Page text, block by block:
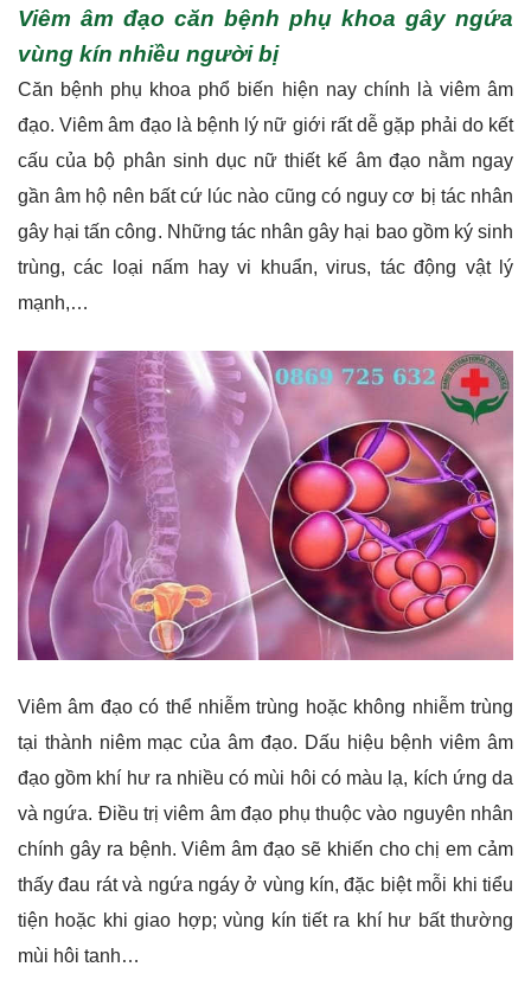
Viêm âm đạo căn bệnh phụ khoa gây ngứa
vùng kín nhiều người bị
Căn bệnh phụ khoa phổ biến hiện nay chính là viêm âm
đạo. Viêm âm đạo là bệnh lý nữ giới rất dễ gặp phải do kết
cấu của bộ phân sinh dục nữ thiết kế âm đạo nằm ngay
gần âm hộ nên bất cứ lúc nào cũng có nguy cơ bị tác nhân
gây hại tấn công. Những tác nhân gây hại bao gồm ký sinh
trùng, các loại nấm hay vi khuẩn, virus, tác động vật lý
mạnh,…
Viêm âm đạo có thể nhiễm trùng hoặc không nhiễm trùng
tại thành niêm mạc của âm đạo. Dấu hiệu bệnh viêm âm
đạo gồm khí hư ra nhiều có mùi hôi có màu lạ, kích ứng da
và ngứa. Điều trị viêm âm đạo phụ thuộc vào nguyên nhân
chính gây ra bệnh.Viêm âm đạo sẽ khiến cho chị em cảm
thấy đau rát và ngứa ngáy ở vùng kín, đặc biệt mỗi khi tiểu
tiện hoặc khi giao hợp; vùng kín tiết ra khí hư bất thường
mùi hôi tanh…